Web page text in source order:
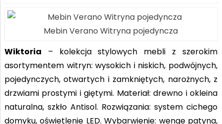
Mebin Verano Witryna pojedyncza
Wiktoria – kolekcja stylowych mebli z szerokim
asortymentem witryn: wysokich i niskich, podwójnych,
pojedynczych, otwartych i zamkniętych, narożnych, z
drzwiami prostymi i giętymi. Materiał: drewno i okleina
naturalna, szkło Antisol. Rozwiązania: system cichego
domyku, oświetlenie LED. Wybarwienie: wenge patyna,